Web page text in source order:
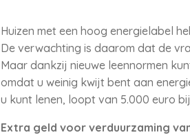
Huizen met een hoog energielabel
De verwachting is daarom dat de
Maar dankzij nieuwe leennormen
omdat u weinig kwijt bent aan
u kunt lenen, loopt van 5.000 euro
Extra geld voor verduurzaming